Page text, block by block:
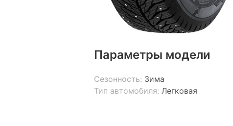
Параметры модели
Сезонность: Зима
Тип автомобиля: Легковая